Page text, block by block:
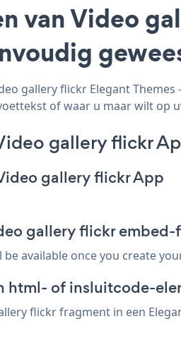
van Video
gallery flickr Elegant
of waar u maar wilt op
gallery flickr
gallery flickr App
gallery flickr
available once you create
html- of insluitcode-
flickr fragment in een